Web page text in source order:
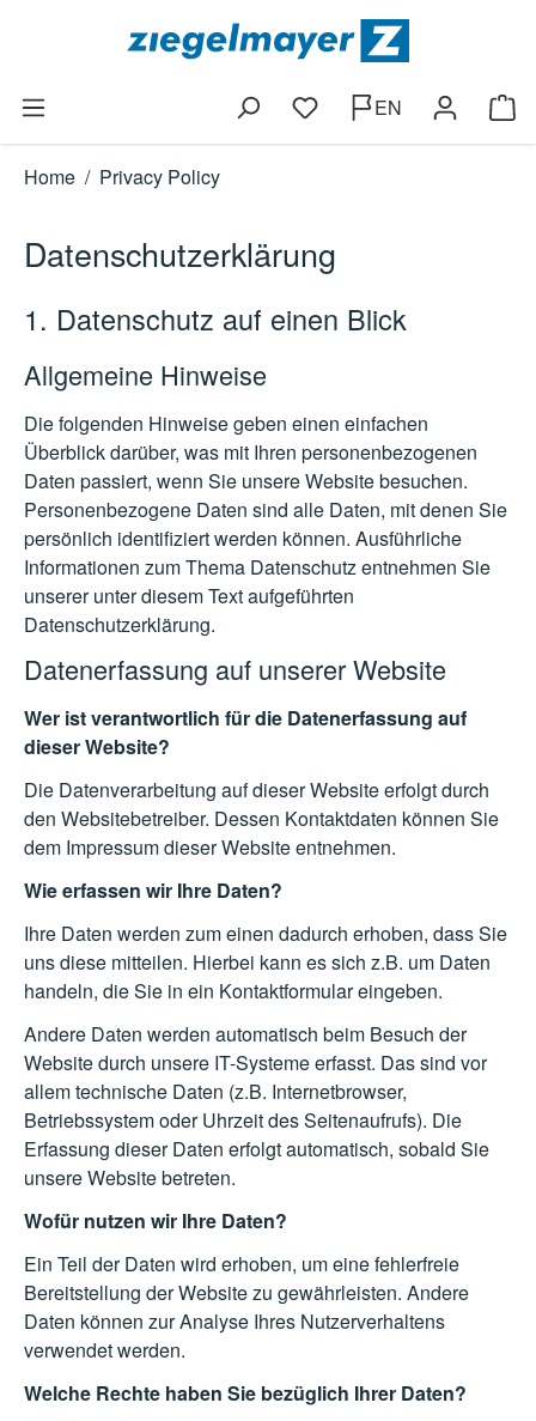
Skip to main content
You have 0 wishlist items
EN
Home / Privacy Policy
Datenschutzerklärung
1. Datenschutz auf einen Blick
Allgemeine Hinweise
Die folgenden Hinweise geben einen einfachen
Überblick darüber, was mit Ihren personenbezogenen
Daten passiert, wenn Sie unsere Website besuchen.
Personenbezogene Daten sind alle Daten, mit denen Sie
persönlich identifiziert werden können. Ausführliche
Informationen zum Thema Datenschutz entnehmen Sie
unserer unter diesem Text aufgeführten
Datenschutzerklärung.
Datenerfassung auf unserer Website
Wer ist verantwortlich für die Datenerfassung auf
dieser Website?
Die Datenverarbeitung auf dieser Website erfolgt durch
den Websitebetreiber. Dessen Kontaktdaten können Sie
dem Impressum dieser Website entnehmen.
Wie erfassen wir Ihre Daten?
Ihre Daten werden zum einen dadurch erhoben, dass Sie
uns diese mitteilen. Hierbei kann es sich z.B. um Daten
handeln, die Sie in ein Kontaktformular eingeben.
Andere Daten werden automatisch beim Besuch der
Website durch unsere IT-Systeme erfasst. Das sind vor
allem technische Daten (z.B. Internetbrowser,
Betriebssystem oder Uhrzeit des Seitenaufrufs). Die
Erfassung dieser Daten erfolgt automatisch, sobald Sie
unsere Website betreten.
Wofür nutzen wir Ihre Daten?
Ein Teil der Daten wird erhoben, um eine fehlerfreie
Bereitstellung der Website zu gewährleisten. Andere
Daten können zur Analyse Ihres Nutzerverhaltens
verwendet werden.
Welche Rechte haben Sie bezüglich Ihrer Daten?